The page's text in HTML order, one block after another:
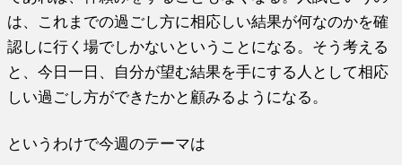
は、これまでの過ごし方に相応しい結果が何なのかを確
認しに行く場でしかないということになる。そう考える
と、今日一日、自分が望む結果を手にする人として相応
しい過ごし方ができたかと顧みるようになる。
というわけで今週のテーマは